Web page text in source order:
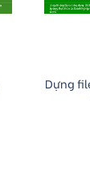
Dựng